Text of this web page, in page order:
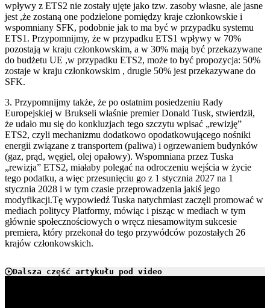
wpływy z ETS2 nie zostały ujęte jako tzw. zasoby własne, ale jasne
jest ,że zostaną one podzielone pomiędzy kraje członkowskie i
wspomniany SFK, podobnie jak to ma być w przypadku systemu
ETS1. Przypomnijmy, że w przypadku ETS1 wpływy w 70%
pozostają w kraju członkowskim, a w 30% mają być przekazywane
do budżetu UE ,w przypadku ETS2, może to być propozycja: 50%
zostaje w kraju członkowskim , drugie 50% jest przekazywane do
SFK.
3. Przypomnijmy także, że po ostatnim posiedzeniu Rady
Europejskiej w Brukseli właśnie premier Donald Tusk, stwierdził,
że udało mu się do konkluzjach tego szczytu wpisać „rewizję”
ETS2, czyli mechanizmu dodatkowo opodatkowującego nośniki
energii związane z transportem (paliwa) i ogrzewaniem budynków
(gaz, prąd, węgiel, olej opałowy). Wspomniana przez Tuska
„rewizja” ETS2, miałaby polegać na odroczeniu wejścia w życie
tego podatku, a więc przesunięciu go z 1 stycznia 2027 na 1
stycznia 2028 i w tym czasie przeprowadzenia jakiś jego
modyfikacji.Tę wypowiedź Tuska natychmiast zaczęli promować w
mediach politycy Platformy, mówiąc i pisząc w mediach w tym
głównie społecznościowych o wręcz niesamowitym sukcesie
premiera, który przekonał do tego przywódców pozostałych 26
krajów członkowskich.
Dalsza część artykułu pod video